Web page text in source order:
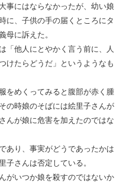
事にはならなかったが、幼い娘
に、子供の手の届くところにタ
母に訴えた。
「他人にとやかく言う前に、人
けたらどうだ」というようなも
をめくってみると腹部が赤く腫
の時娘のそばには絵里子さんが
んが娘に危害を加えたのではな
あり、事実がどうであったかは
子さんは否定している。
がいつか娘を殺すのではないか